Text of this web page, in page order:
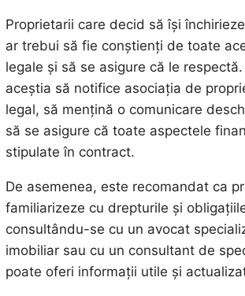
Proprietarii care decid să își
ar trebui să fie conștienți de toate
legale și să se asigure că le
aceștia să notifice asociația de
legal, să mențină o comunicare
să se asigure că toate aspectele
stipulate în contract.
De asemenea, este recomandat ca
familiarizeze cu drepturile și
consultându-se cu un avocat
imobiliar sau cu un consultant de
poate oferi informații utile și